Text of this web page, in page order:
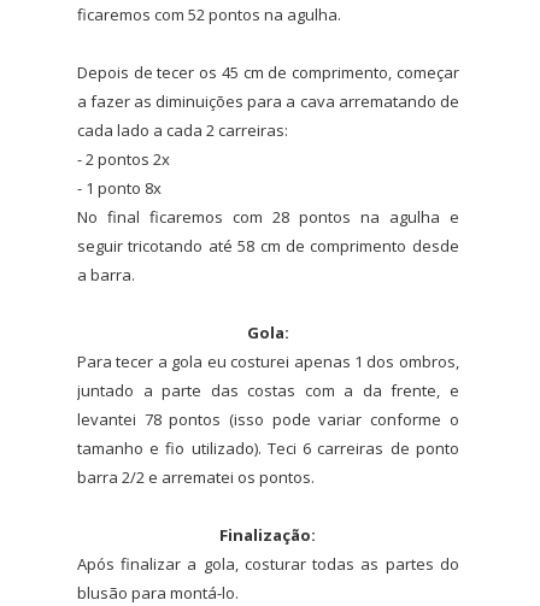
ficaremos com 52 pontos na agulha.
Depois de tecer os 45 cm de comprimento, começar
a fazer as diminuições para a cava arrematando de
cada lado a cada 2 carreiras:
- 2 pontos 2x
- 1 ponto 8x
No final ficaremos com 28 pontos na agulha e
seguir tricotando até 58 cm de comprimento desde
a barra.
Gola:
Para tecer a gola eu costurei apenas 1 dos ombros,
juntado a parte das costas com a da frente, e
levantei 78 pontos (isso pode variar conforme o
tamanho e fio utilizado). Teci 6 carreiras de ponto
barra 2/2 e arrematei os pontos.
Finalização:
Após finalizar a gola, costurar todas as partes do
blusão para montá-lo.